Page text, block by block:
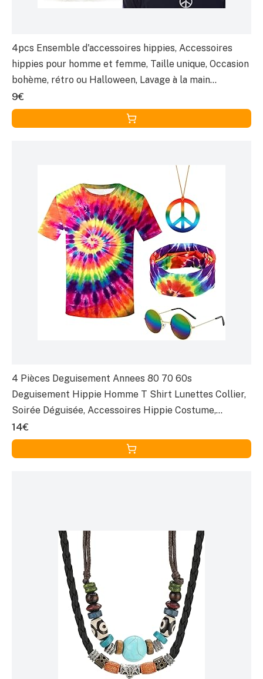
4pcs Ensemble d'accessoires hippies, Accessoires
hippies pour homme et femme, Taille unique, Occasion
bohème, rétro ou Halloween, Lavage à la main
uniquement
9€
4 Pièces Deguisement Annees 80 70 60s
Deguisement Hippie Homme T Shirt Lunettes Collier,
Soirée Déguisée, Accessoires Hippie Costume,
Accessoire pour Fête à Thème ou Carnaval
(Multicolore)
14€